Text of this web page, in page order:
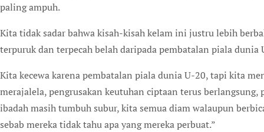
paling ampuh.
Kita tidak sadar bahwa kisah-kisah kelam ini justru lebih
terpuruk dan terpecah belah daripada pembatalan piala dunia
Kita kecewa karena pembatalan piala dunia U-20, tapi kita
merajalela, pengrusakan keutuhan ciptaan terus
ibadah masih tumbuh subur, kita semua diam walaupun
sebab mereka tidak tahu apa yang mereka perbuat.”